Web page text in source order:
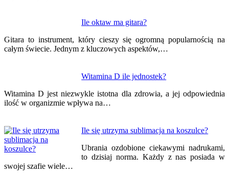
Ile oktaw ma gitara?
Gitara to instrument, który cieszy się ogromną popularnością na
całym świecie. Jednym z kluczowych aspektów,…
Witamina D ile jednostek?
Witamina D jest niezwykle istotna dla zdrowia, a jej odpowiednia
ilość w organizmie wpływa na…
Ile się utrzyma sublimacja na koszulce?
Ubrania ozdobione ciekawymi nadrukami,
to dzisiaj norma. Każdy z nas posiada w
swojej szafie wiele…